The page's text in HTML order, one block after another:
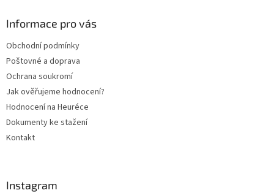
Informace pro vás
Obchodní podmínky
Poštovné a doprava
Ochrana soukromí
Jak ověřujeme hodnocení?
Hodnocení na Heuréce
Dokumenty ke stažení
Kontakt
Instagram